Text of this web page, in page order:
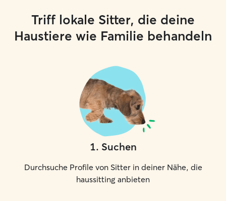
Triff lokale Sitter, die deine
Haustiere wie Familie behandeln
1. Suchen
Durchsuche Profile von Sitter in deiner Nähe, die
haussitting anbieten